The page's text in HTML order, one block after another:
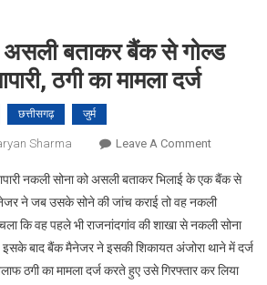
असली बताकर बैंक से गोल्ड
ठगी का मामला दर्ज
छत्तीसगढ़ जुर्म
Sharma Leave A CommentOn
सोना
को
असली
बताकर
बैंक
नकली सोना को असली बताकर भिलाई के एक बैंक से
ने जब उसके सोने की जांच कराई तो वह नकली
कि वह पहले भी राजनांदगांव की शाखा से नकली सोना
बाद बैंक मैनेजर ने इसकी शिकायत अंजोरा थाने में दर्ज
ठगी का मामला दर्ज करते हुए उसे गिरफ्तार कर लिया